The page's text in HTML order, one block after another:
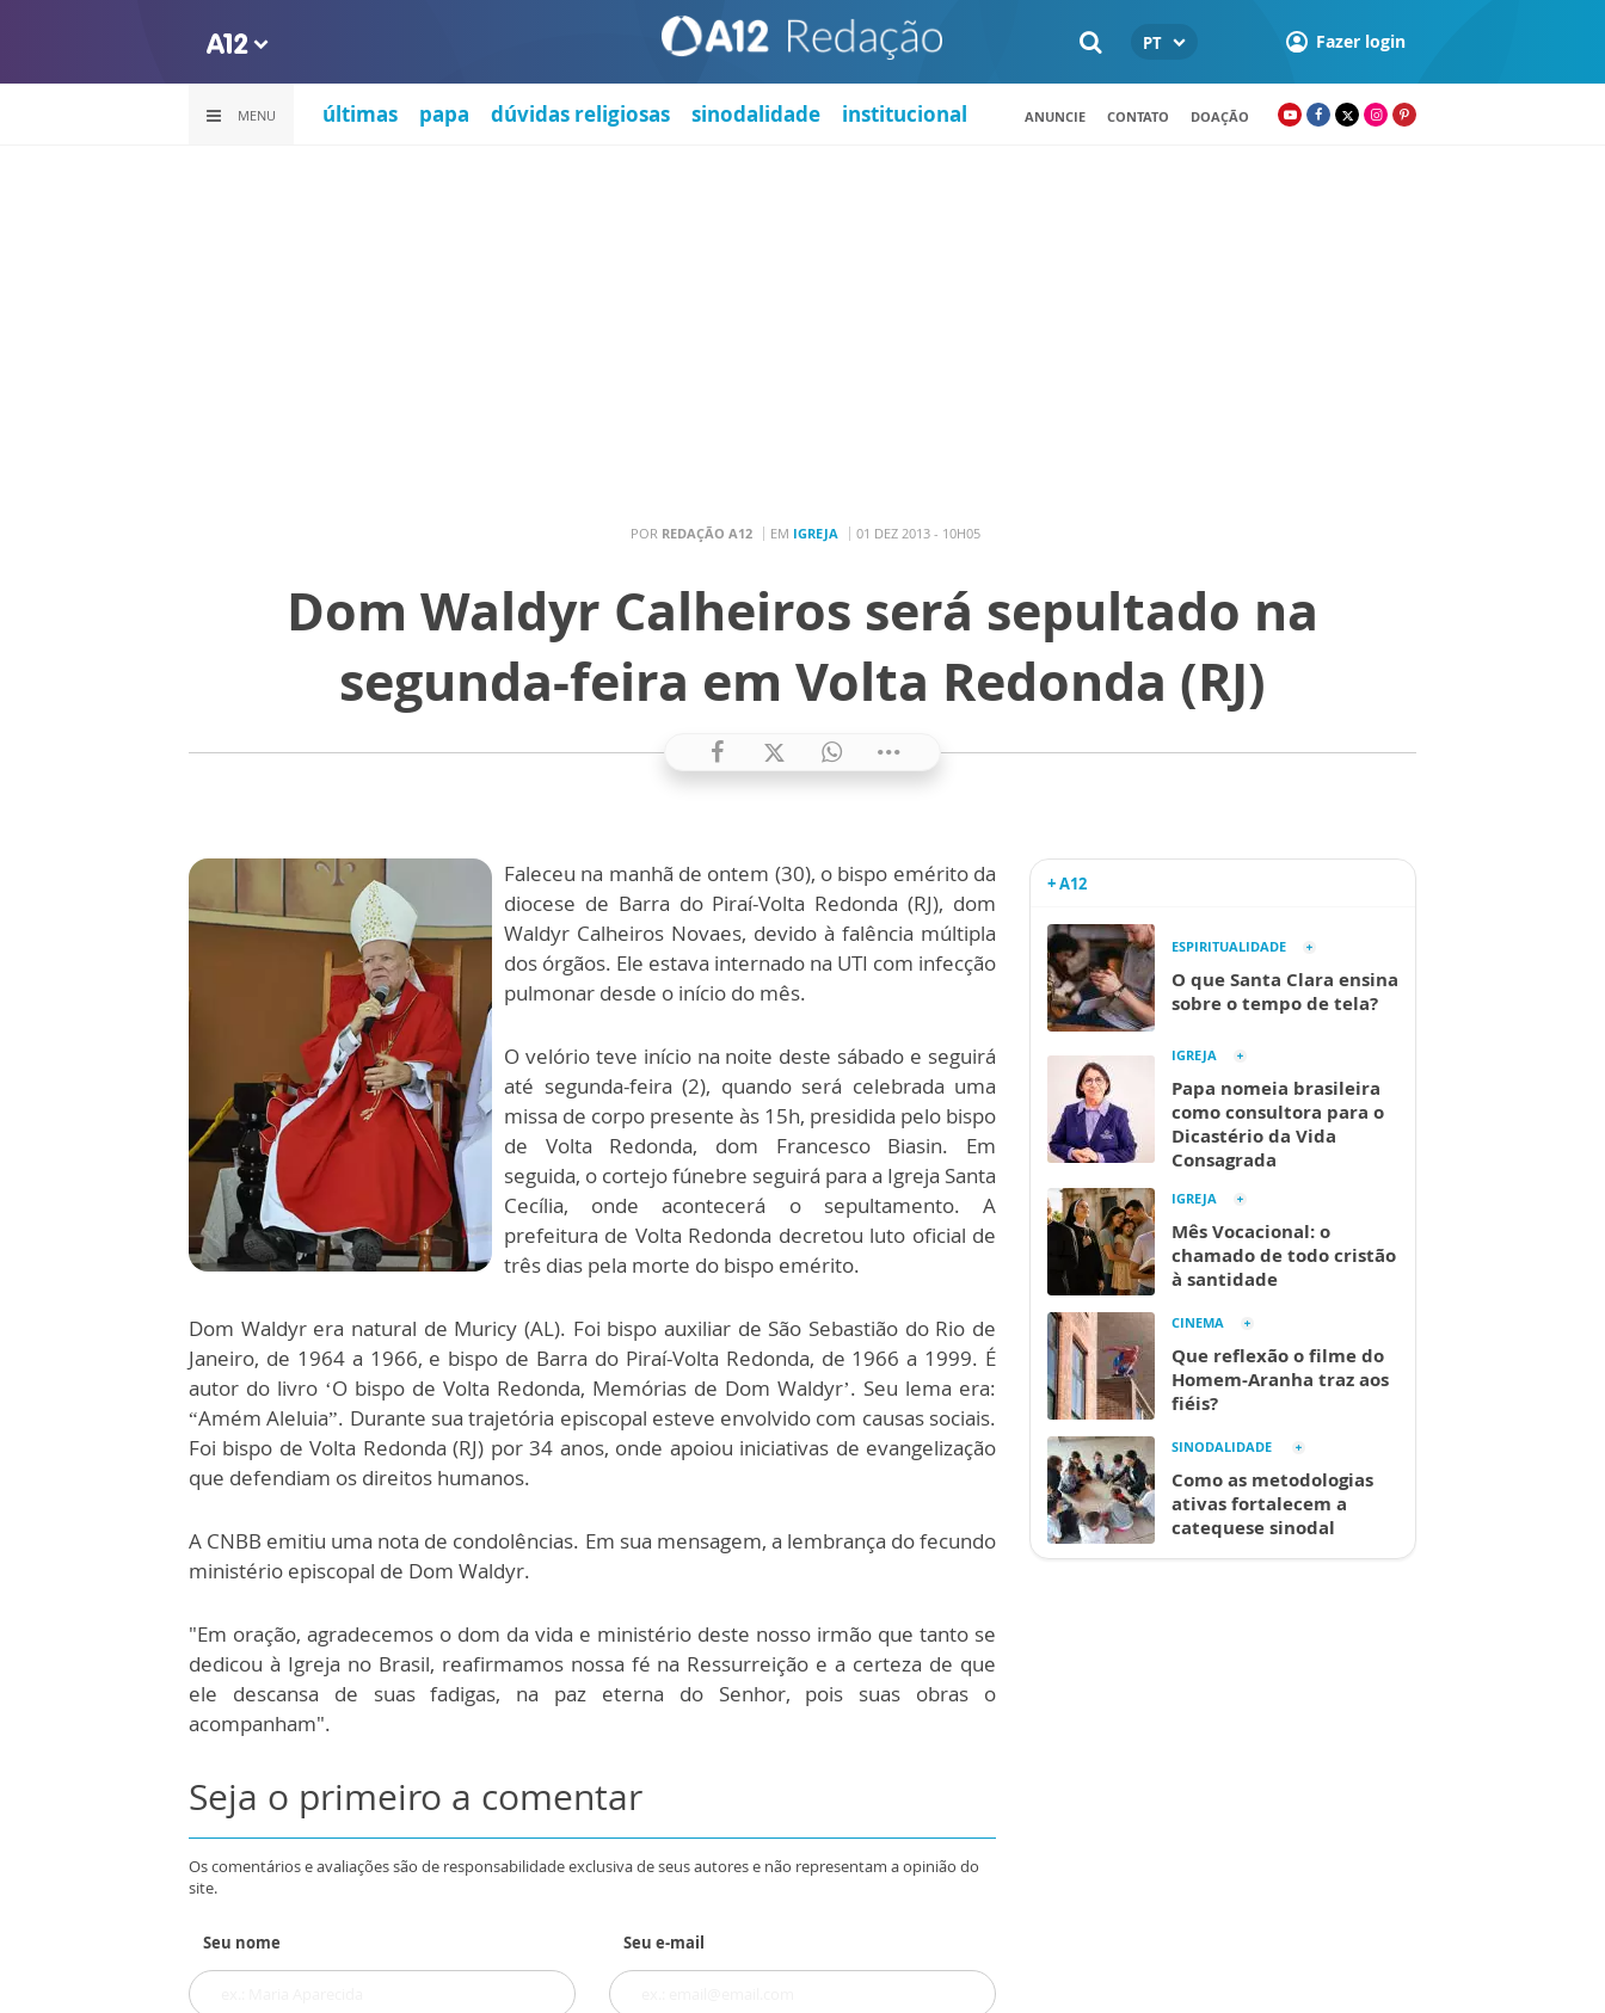
PT Fazer login
MENU últimas papa dúvidas religiosas sinodalidade institucional ANUNCIE CONTATO DOAÇÃO
POR REDAÇÃO A12 EM IGREJA 01 DEZ 2013 - 10H05
Dom Waldyr Calheiros será sepultado na
segunda-feira em Volta Redonda (RJ)
Faleceu na manhã de ontem (30), o bispo emérito da
diocese de Barra do Piraí-Volta Redonda (RJ), dom
Waldyr Calheiros Novaes, devido à falência múltipla
dos órgãos. Ele estava internado na UTI com infecção
pulmonar desde o início do mês.
O velório teve início na noite deste sábado e seguirá
até segunda-feira (2), quando será celebrada uma
missa de corpo presente às 15h, presidida pelo bispo
de Volta Redonda, dom Francesco Biasin. Em
seguida, o cortejo fúnebre seguirá para a Igreja Santa
Cecília, onde acontecerá o sepultamento. A
prefeitura de Volta Redonda decretou luto oficial de
três dias pela morte do bispo emérito.
Dom Waldyr era natural de Muricy (AL). Foi bispo auxiliar de São Sebastião do Rio de
Janeiro, de 1964 a 1966, e bispo de Barra do Piraí-Volta Redonda, de 1966 a 1999. É
autor do livro ‘O bispo de Volta Redonda, Memórias de Dom Waldyr’. Seu lema era:
“Amém Aleluia”. Durante sua trajetória episcopal esteve envolvido com causas sociais.
Foi bispo de Volta Redonda (RJ) por 34 anos, onde apoiou iniciativas de evangelização
que defendiam os direitos humanos.
A CNBB emitiu uma nota de condolências. Em sua mensagem, a lembrança do fecundo
ministério episcopal de Dom Waldyr.
"Em oração, agradecemos o dom da vida e ministério deste nosso irmão que tanto se
dedicou à Igreja no Brasil, reafirmamos nossa fé na Ressurreição e a certeza de que
ele descansa de suas fadigas, na paz eterna do Senhor, pois suas obras o
acompanham".
Seja o primeiro a comentar
Os comentários e avaliações são de responsabilidade exclusiva de seus autores e não representam a opinião do
site.
Seu nome Seu e-mail
+ A12
ESPIRITUALIDADE
O que Santa Clara ensina
sobre o tempo de tela?
IGREJA
Papa nomeia brasileira
como consultora para o
Dicastério da Vida
Consagrada
IGREJA
Mês Vocacional: o
chamado de todo cristão
à santidade
CINEMA
Que reflexão o filme do
Homem-Aranha traz aos
fiéis?
SINODALIDADE
Como as metodologias
ativas fortalecem a
catequese sinodal